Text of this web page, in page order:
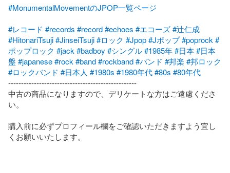
#MonumentalMovementのJPOP一覧ページ
#レコード #records #record#echoes #エコーズ#辻仁成
#HitonariTsuji#JinseiTsuji#ロック #Jpop#Jポップ#poprock #
ポップロック #jack #badboy #シングル#1985年#日本#日本
盤 #japanese#rock #band#rockband#バンド #邦楽 #邦ロック
#ロックバンド #日本人 #1980s #1980年代#80s #80年代
--------------------------------------------------
中古の商品になりますので、デリケートな方はご遠慮くださ
い。
購入前に必ずプロフィール欄をご確認いただきますよう宜し
くお願いいたします。